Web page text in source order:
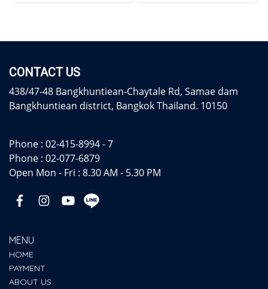
CONTACT US
438/47-48 Bangkhuntiean-Chaytale Rd, Samae dam
Bangkhuntiean district, Bangkok Thailand. 10150
Phone : 02-415-8994 - 7
Phone : 02-077-6879
Open Mon - Fri : 8.30 AM - 5.30 PM
MENU
HOME
PAYMENT
ABOUT US